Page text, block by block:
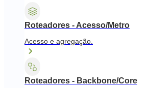
Roteadores - Acesso/Metro
Acesso e agregação.
Roteadores - Backbone/Core